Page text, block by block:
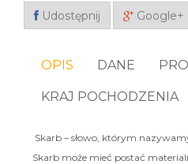
Udostępnij Google+
OPIS DANE
KRAJ POCHODZENIA
Skarb – słowo, którym
Skarb może mieć postać